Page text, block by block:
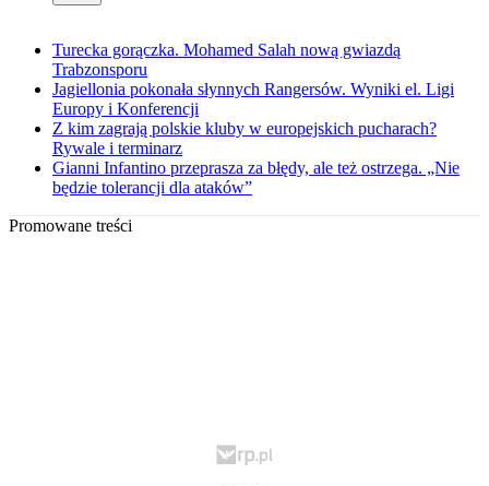
Turecka gorączka. Mohamed Salah nową gwiazdą
Trabzonsporu
Jagiellonia pokonała słynnych Rangersów. Wyniki el. Ligi
Europy i Konferencji
Z kim zagrają polskie kluby w europejskich pucharach?
Rywale i terminarz
Gianni Infantino przeprasza za błędy, ale też ostrzega. „Nie
będzie tolerancji dla ataków”
Promowane treści